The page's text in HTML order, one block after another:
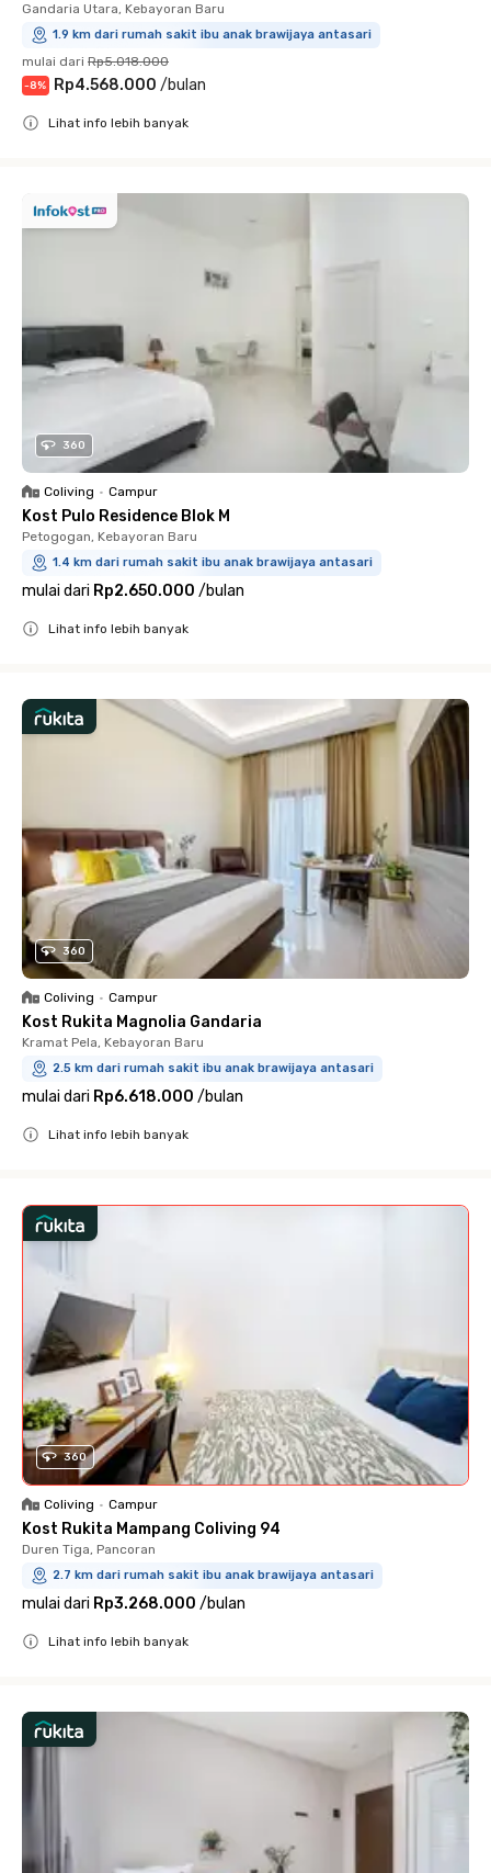
Gandaria Utara, Kebayoran Baru
1.9 km dari rumah sakit ibu anak brawijaya antasari
mulai dari Rp5.018.000
-8% Rp4.568.000 /bulan
Lihat info lebih banyak
360
Coliving • Campur
Kost Pulo Residence Blok M
Petogogan, Kebayoran Baru
1.4 km dari rumah sakit ibu anak brawijaya antasari
mulai dari Rp2.650.000 /bulan
Lihat info lebih banyak
360
Coliving • Campur
Kost Rukita Magnolia Gandaria
Kramat Pela, Kebayoran Baru
2.5 km dari rumah sakit ibu anak brawijaya antasari
mulai dari Rp6.618.000 /bulan
Lihat info lebih banyak
360
Coliving • Campur
Kost Rukita Mampang Coliving 94
Duren Tiga, Pancoran
2.7 km dari rumah sakit ibu anak brawijaya antasari
mulai dari Rp3.268.000 /bulan
Lihat info lebih banyak